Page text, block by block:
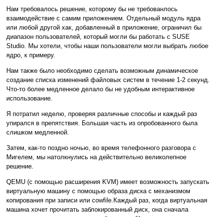
Нам требовалось решение, которому бы не требованлось
взаимодействие с самим приложением. Отдельный модуль ядра
или любой другой хак, добавленный в приложение, ограничил бы
диапазон пользователей, который могли бы работать с SUSE
Studio. Мы хотели, чтобы наши пользователи могли выбрать любое
ядро, к примеру.
Нам также было необходимо сделать возможным динамическое
создание списка изменений файловых систем в течение 1-2 секунд.
Что-то более медленное делало бы не удобным интерактивное
использование.
Я потратил неделю, проверяя различные способы и каждый раз
упирался в препятствия. Большая часть из опробованного была
слишком медленной.
Затем, как-то поздно ночью, во время телефонного разговора с
Мигелем, мы натолкнулись на действительно великолепное
решение.
QEMU (с помощью расширения KVM) имеет возможность запускать
виртуальную машину с помощью образа диска с механизмом
копирования при записи или cowfile.Каждый раз, когда виртуальная
машина хочет прочитать заблокированный диск, она сначала